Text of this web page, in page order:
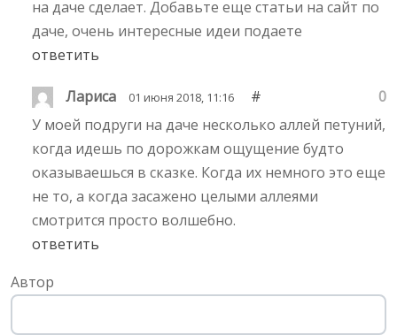
на даче сделает. Добавьте еще статьи на сайт по
даче, очень интересные идеи подаете
ответить
Лариса 01 июня 2018, 11:16 #
0
У моей подруги на даче несколько аллей петуний,
когда идешь по дорожкам ощущение будто
оказываешься в сказке. Когда их немного это еще
не то, а когда засажено целыми аллеями
смотрится просто волшебно.
ответить
Автор